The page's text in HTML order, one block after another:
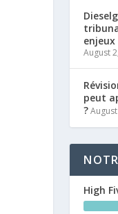
August
peut
?
High